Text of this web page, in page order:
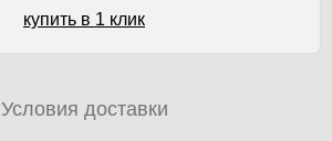
купить в 1 клик
Условия доставки